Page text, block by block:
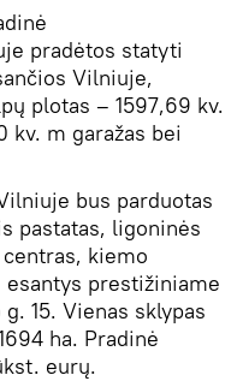
pradėtos statyti
Vilniuje,
plotas – 1597,69 kv.
kv. m garažas bei
bus parduotas
pastatas, ligoninės
kiemo
prestižiniame
15. Vienas sklypas
ha. Pradinė
eurų.